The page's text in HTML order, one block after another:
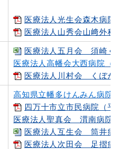
医療法人光生会森木病
医療法人山秀会山﨑外
医療法人五月会 須崎
医療法人高幡会大西病院
医療法人川村会 くぼ
高知県立幡多けんみん病
四万十市立市民病院（
医療法人聖真会 渭南病
医療法人互生会 筒井
医療法人次田会 足摺